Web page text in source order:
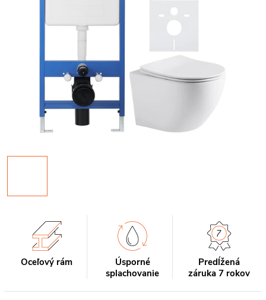
Oceľový rám
Úsporné
splachovanie
Predĺžená
záruka 7 rokov